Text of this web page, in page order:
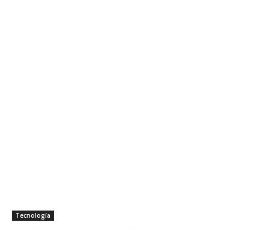
Tecnología